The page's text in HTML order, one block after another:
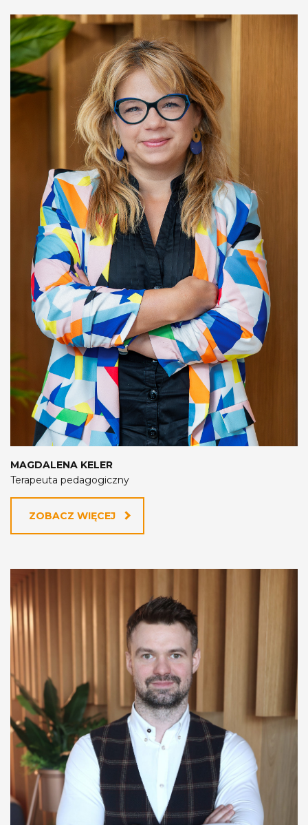
MAGDALENA KELER
Terapeuta pedagogiczny
ZOBACZ WIĘCEJ